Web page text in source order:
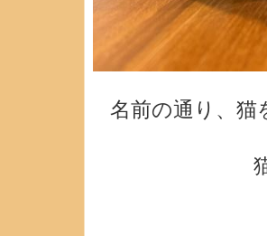
名前の通り、猫